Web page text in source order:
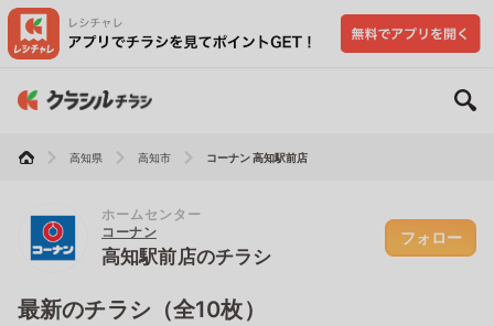
高知県 高知市 コーナン 高知駅前店
ホームセンター
コーナン
高知駅前店のチラシ
フォロー
最新のチラシ（全10枚）